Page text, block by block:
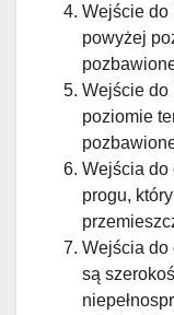
Wejście do
powyżej
Wejście do
poziomie
Wejścia do
progu,
Wejścia do
są